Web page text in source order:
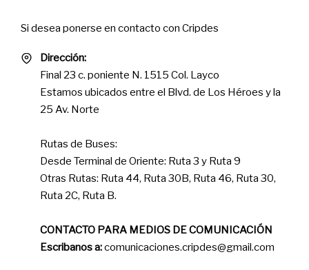
Si desea ponerse en contacto con Cripdes
Dirección:
Final 23 c. poniente N. 1515 Col. Layco
Estamos ubicados entre el Blvd. de Los Héroes y la
25 Av. Norte
Rutas de Buses:
Desde Terminal de Oriente: Ruta 3 y Ruta 9
Otras Rutas: Ruta 44, Ruta 30B, Ruta 46, Ruta 30,
Ruta 2C, Ruta B.
CONTACTO PARA MEDIOS DE COMUNICACIÓN
Escribanos a:comunicaciones.cripdes@gmail.com